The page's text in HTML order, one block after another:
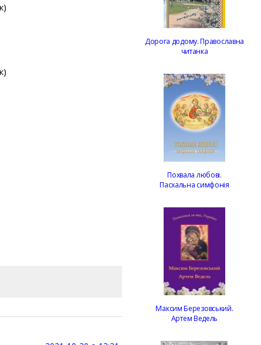
Дорога додому. Православна
читанка
Похвала любові.
Пасхальна симфонія
Максим Березовський.
Артем Ведель